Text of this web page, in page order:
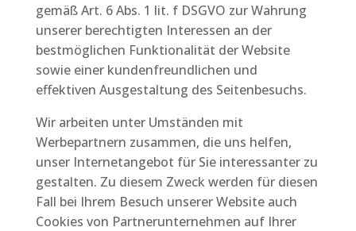
gemäß Art. 6 Abs. 1 lit. f DSGVO zur Wahrung
unserer berechtigten Interessen an der
bestmöglichen Funktionalität der Website
sowie einer kundenfreundlichen und
effektiven Ausgestaltung des Seitenbesuchs.
Wir arbeiten unter Umständen mit
Werbepartnern zusammen, die uns helfen,
unser Internetangebot für Sie interessanter zu
gestalten. Zu diesem Zweck werden für diesen
Fall bei Ihrem Besuch unserer Website auch
Cookies von Partnerunternehmen auf Ihrer